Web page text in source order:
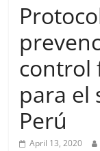
control
para el
Perú
April 13, 2020